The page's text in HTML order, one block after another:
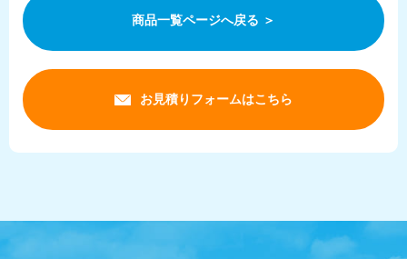
商品一覧ページへ戻る ＞
お見積りフォームはこちら